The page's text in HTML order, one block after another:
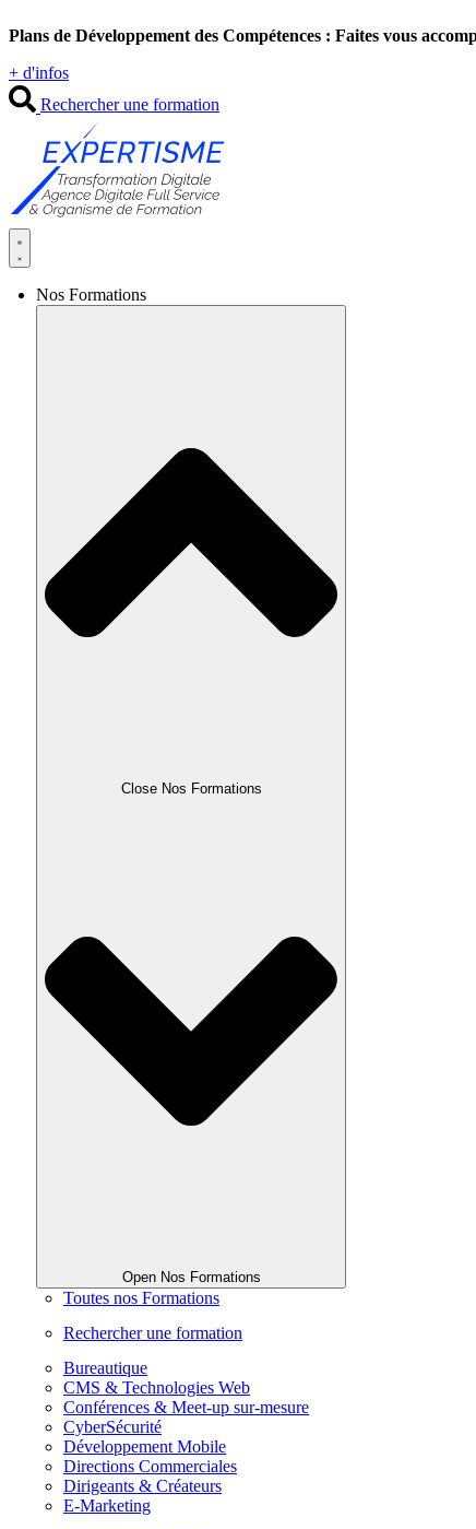
au
Plans de Développement des Compétences : Faites vous
+ d'infos
Rechercher une formation
Nos Formations
Close Nos Formations
Open Nos Formations
Toutes nos Formations
Rechercher une formation
Bureautique
CMS & Technologies Web
Conférences & Meet-up sur-mesure
CyberSécurité
Développement Mobile
Directions Commerciales
Dirigeants & Créateurs
E-Marketing